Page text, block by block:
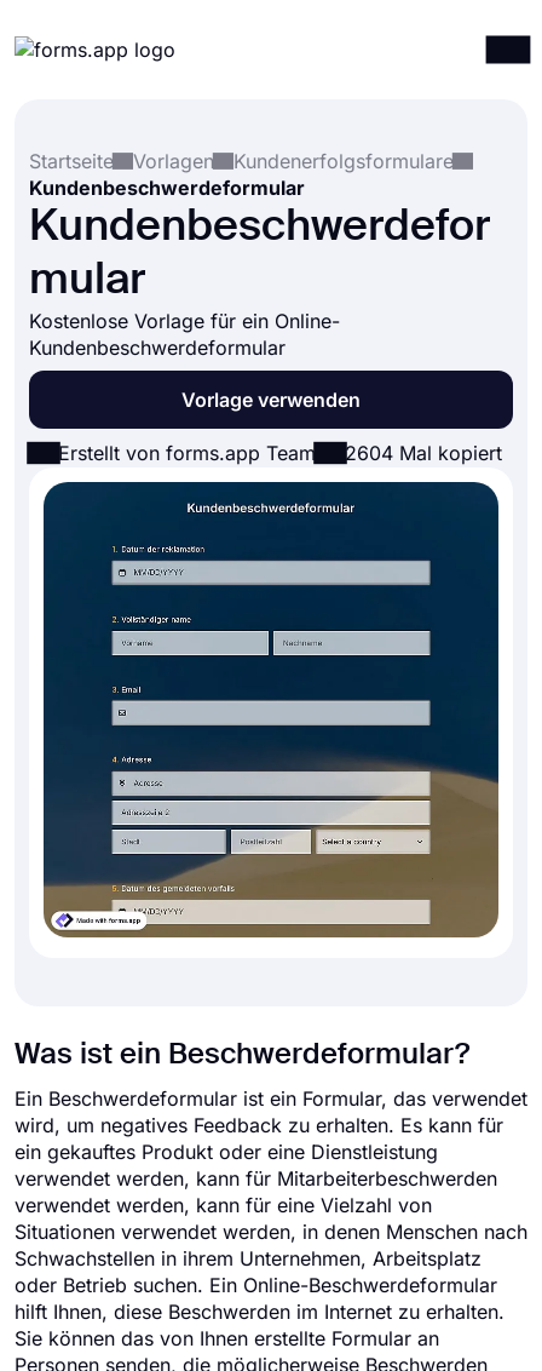
Integrationen
Vorlagen
Ressourcen
Startseite
Vorlagen
Kundenerfolgsformulare
Kundenbeschwerdeformular
Kundenbeschwerdefor
mular
Kostenlose Vorlage für ein Online-
Kundenbeschwerdeformular
Vorlage verwenden
Erstellt von forms.app Team 2604 Mal kopiert
Was ist ein Beschwerdeformular?
Ein Beschwerdeformular ist ein Formular, das verwendet
wird, um negatives Feedback zu erhalten. Es kann für
ein gekauftes Produkt oder eine Dienstleistung
verwendet werden, kann für Mitarbeiterbeschwerden
verwendet werden, kann für eine Vielzahl von
Situationen verwendet werden, in denen Menschen nach
Schwachstellen in ihrem Unternehmen, Arbeitsplatz
oder Betrieb suchen. Ein Online-Beschwerdeformular
hilft Ihnen, diese Beschwerden im Internet zu erhalten.
Sie können das von Ihnen erstellte Formular an
Personen senden, die möglicherweise Beschwerden